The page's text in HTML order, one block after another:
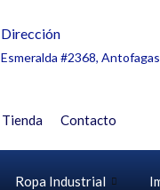
Dirección
Esmeralda #2368,
Tienda Contacto
Ropa Industrial